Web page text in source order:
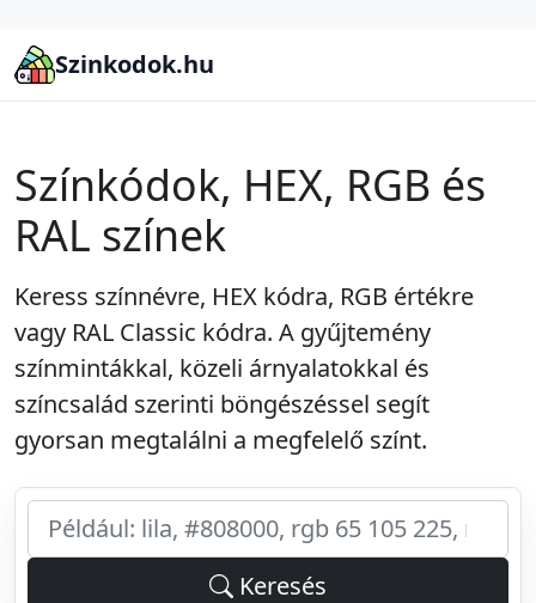
Szinkodok.hu
Színkódok, HEX, RGB és
RAL színek
Keress színnévre, HEX kódra, RGB értékre
vagy RAL Classic kódra. A gyűjtemény
színmintákkal, közeli árnyalatokkal és
színcsalád szerinti böngészéssel segít
gyorsan megtalálni a megfelelő színt.
Keresés